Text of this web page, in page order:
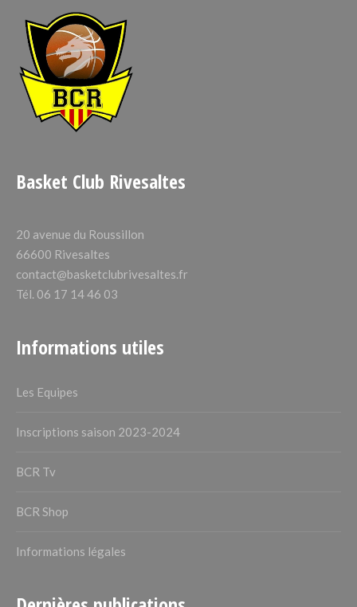
Basket Club Rivesaltes
20 avenue du Roussillon
66600 Rivesaltes
contact@basketclubrivesaltes.fr
Tél. 06 17 14 46 03
Informations utiles
Les Equipes
Inscriptions saison 2023-2024
BCR Tv
BCR Shop
Informations légales